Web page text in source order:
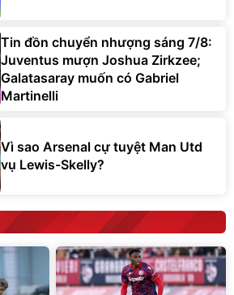
Tin đồn chuyển nhượng sáng 7/8:
Juventus mượn Joshua Zirkzee;
Galatasaray muốn có Gabriel
Martinelli
Vì sao Arsenal cự tuyệt Man Utd
vụ Lewis-Skelly?